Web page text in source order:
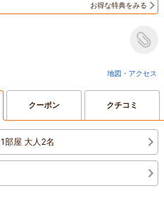
お得な特典をみる
地図・アクセス
クーポン クチコミ
1部屋 大人2名